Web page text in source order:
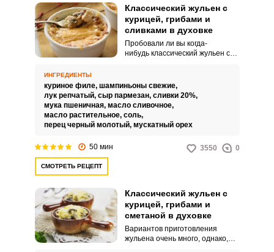
Классический жульен с
курицей, грибами и
сливками в духовке
Пробовали ли вы когда-
нибудь классический жульен с
французской кухни, которое
получило свое название
благодаря способу нарезки
продуктов – соломкой.
Классический жульен состоит из
обжаренных грибов, которые
ИНГРЕДИЕНТЫ
куриное филе, шампиньоны свежие,
лук репчатый, сыр пармезан, сливки 20%,
мука пшеничная, масло сливочное,
масло растительное, соль,
перец черный молотый, мускатный орех
50 мин 3550 0
СМОТРЕТЬ РЕЦЕПТ
Классический жульен с
курицей, грибами и
сметаной в духовке
Вариантов приготовления
жульена очень много, однако,